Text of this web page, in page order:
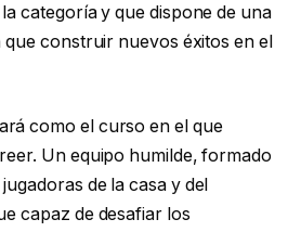
categoría y que dispone de una
que construir nuevos éxitos en el
como el curso en el que
Un equipo humilde, formado
de la casa y del
capaz de desafiar los